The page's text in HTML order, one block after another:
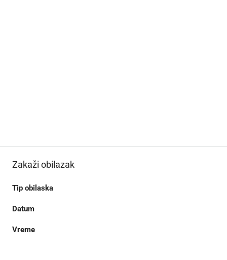
Zakaži obilazak
Tip obilaska
Datum
Vreme